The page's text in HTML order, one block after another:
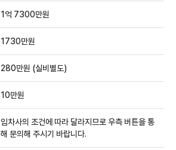
1억 7300만원
1730만원
280만원 (실비별도)
10만원
임차사의 조건에 따라 달라지므로 우측 버튼을 통
해 문의해 주시기 바랍니다.